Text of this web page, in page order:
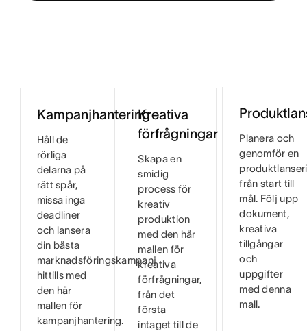
Kampanjhantering
Håll de
rörliga
delarna på
rätt spår,
missa inga
deadliner
och lansera
din bästa
marknadsföringskampanj
hittills med
den här
mallen för
kampanjhantering.
Kreativa
förfrågningar
Skapa en
smidig
process för
kreativ
produktion
med den här
mallen för
kreativa
förfrågningar,
från det
första
intaget till de
Planera och
genomför en
från start till
mål. Följ upp
dokument,
kreativa
tillgångar
och
uppgifter
med denna
mall.